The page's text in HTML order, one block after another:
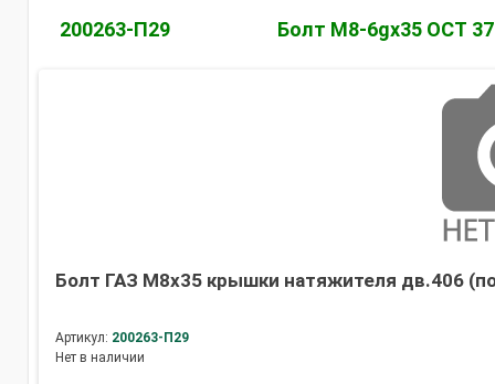
200263-П29 Болт М8-6gх35 ОСТ
Болт ГАЗ М8х35 крышки натяжителя дв.406
Артикул: 200263-П29
Нет в наличии